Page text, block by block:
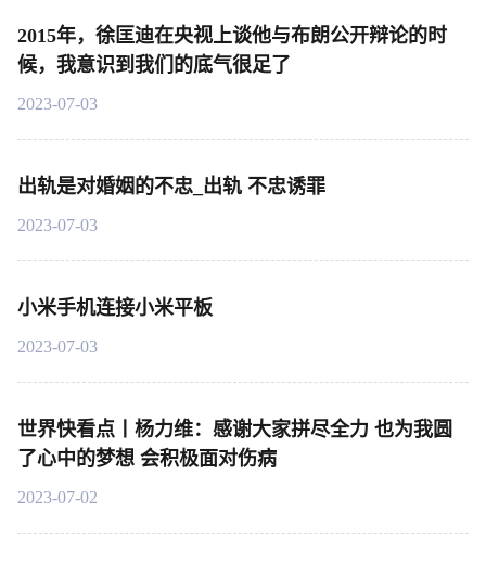
2015年，徐匡迪在央视上谈他与布朗公开辩论的时
候，我意识到我们的底气很足了
2023-07-03
出轨是对婚姻的不忠_出轨 不忠诱罪
2023-07-03
小米手机连接小米平板
2023-07-03
世界快看点丨杨力维：感谢大家拼尽全力 也为我圆
了心中的梦想 会积极面对伤病
2023-07-02